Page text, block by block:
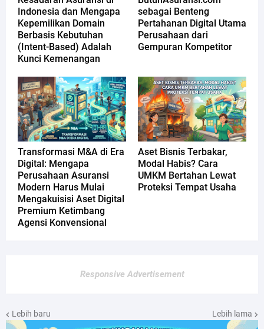
Indonesia dan Mengapa
Kepemilikan Domain
Berbasis Kebutuhan
(Intent-Based) Adalah
Kunci Kemenangan
sebagai Benteng
Pertahanan Digital Utama
Perusahaan dari
Gempuran Kompetitor
Transformasi M&A di Era
Digital: Mengapa
Perusahaan Asuransi
Modern Harus Mulai
Mengakuisisi Aset Digital
Premium Ketimbang
Agensi Konvensional
Aset Bisnis Terbakar,
Modal Habis? Cara
UMKM Bertahan Lewat
Proteksi Tempat Usaha
Responsive Advertisement
Lebih baru Lebih lama